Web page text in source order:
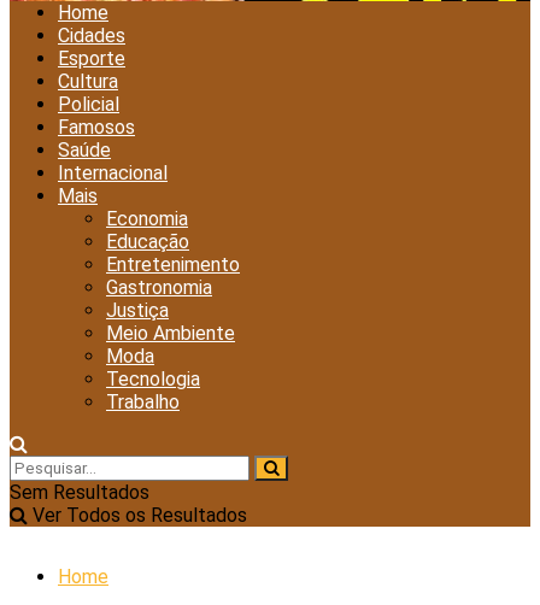
Home
Cidades
Esporte
Cultura
Policial
Famosos
Saúde
Internacional
Mais
Economia
Educação
Entretenimento
Gastronomia
Justiça
Meio Ambiente
Moda
Tecnologia
Trabalho
Sem Resultados
Ver Todos os Resultados
Home